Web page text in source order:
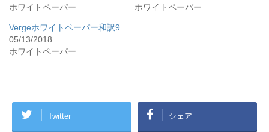
ホワイトペーパー ホワイトペーパー
Vergeホワイトペーパー和訳9
05/13/2018
ホワイトペーパー
Twitter シェア